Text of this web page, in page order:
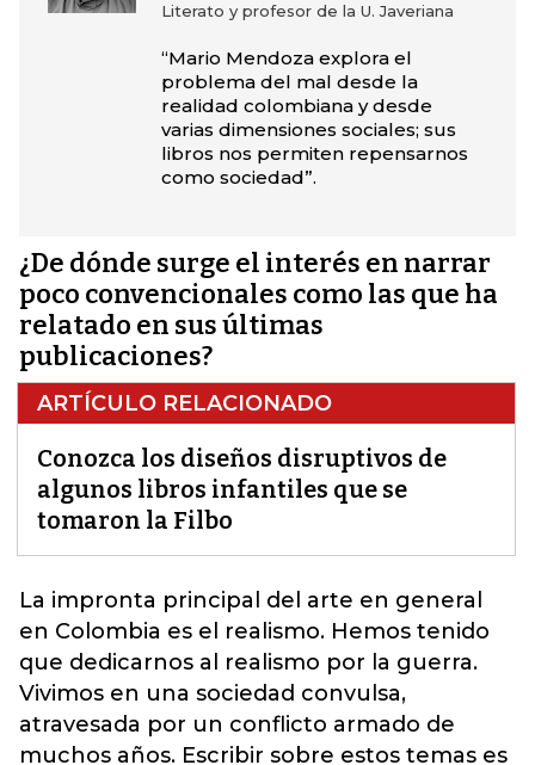
Literato y profesor de la U. Javeriana
“Mario Mendoza explora el
problema del mal desde la
realidad colombiana y desde
varias dimensiones sociales; sus
libros nos permiten repensarnos
como sociedad”.
¿De dónde surge el interés en narrar
poco convencionales como las que ha
relatado en sus últimas
publicaciones?
ARTÍCULO RELACIONADO
Conozca los diseños disruptivos de
algunos libros infantiles que se
tomaron la Filbo
La impronta principal del arte en general
en Colombia es el realismo. Hemos tenido
que dedicarnos al realismo por la guerra.
Vivimos en una sociedad convulsa,
atravesada por un conflicto armado de
muchos años. Escribir sobre estos temas es